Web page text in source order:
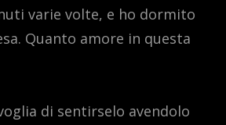
varie volte, e ho dormito
Quanto amore in questa
di sentirselo avendolo